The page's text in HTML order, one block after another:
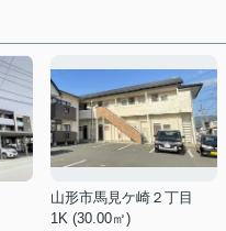
山形市馬見ケ崎２丁目
1K (30.00㎡)